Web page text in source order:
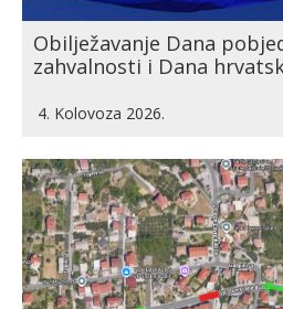
Obilježavanje Dana
zahvalnosti i Dana
4. Kolovoza 2026.